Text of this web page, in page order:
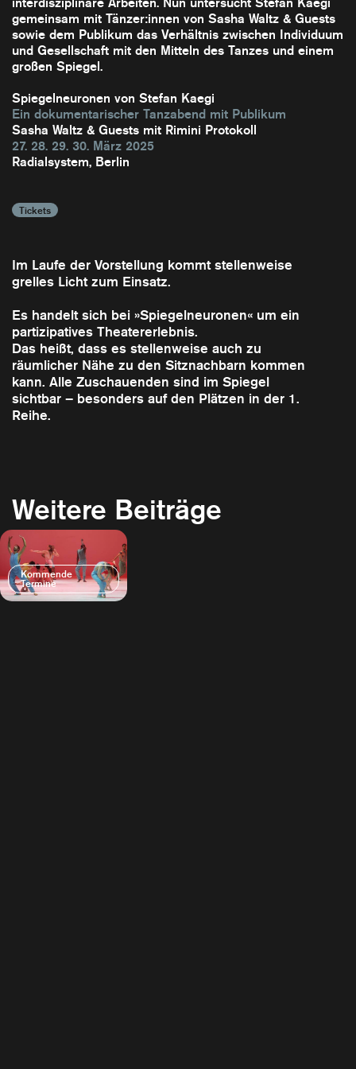
gemeinsam mit Tänzer:innen von Sasha Waltz & Guests
sowie dem Publikum das Verhältnis zwischen Individuum
und Gesellschaft mit den Mitteln des Tanzes und einem
großen Spiegel.
Spiegelneuronen von Stefan Kaegi
Ein dokumentarischer Tanzabend mit Publikum
Sasha Waltz & Guests mit Rimini Protokoll
27. 28. 29. 30. März 2025
Radialsystem, Berlin
Tickets
Im Laufe der Vorstellung kommt stellenweise
grelles Licht zum Einsatz.
Es handelt sich bei »Spiegelneuronen« um ein
partizipatives Theatererlebnis.
Das heißt, dass es stellenweise auch zu
räumlicher Nähe zu den Sitznachbarn kommen
kann. Alle Zuschauenden sind im Spiegel
sichtbar – besonders auf den Plätzen in der 1.
Reihe.
Weitere Beiträge
Kommende
Termine